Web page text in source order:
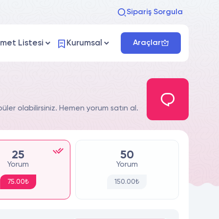
Sipariş Sorgula
Listesi Kurumsal Araçlar
olabilirsiniz. Hemen yorum satın al.
25
Yorum
75.00₺
50
Yorum
150.00₺